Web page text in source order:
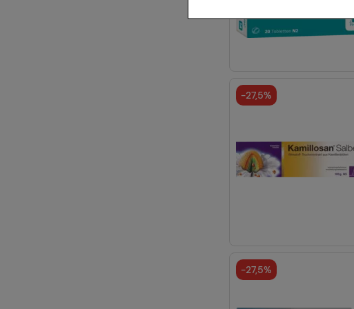
Comfort: Deze cookies
bijvoorbeeld voor de
geven die is afgestemd op
website wordt gebruikt,
om de inhoud van onze
u te maken. Wij wijzen u
-27,5%
-27,5%